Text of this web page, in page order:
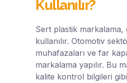
Kullanılır?
Sert plastik markalama,
kullanılır. Otomotiv
muhafazaları ve far
markalama yapılır. Bu
kalite kontrol bilgileri